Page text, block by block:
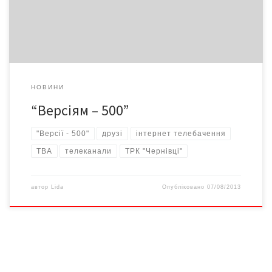
НОВИНИ
“Версіям – 500”
"Версії - 500" друзі інтернет телебачення
ТВА телеканали ТРК "Чернівці"
автор Lida Опубліковано07/08/2013